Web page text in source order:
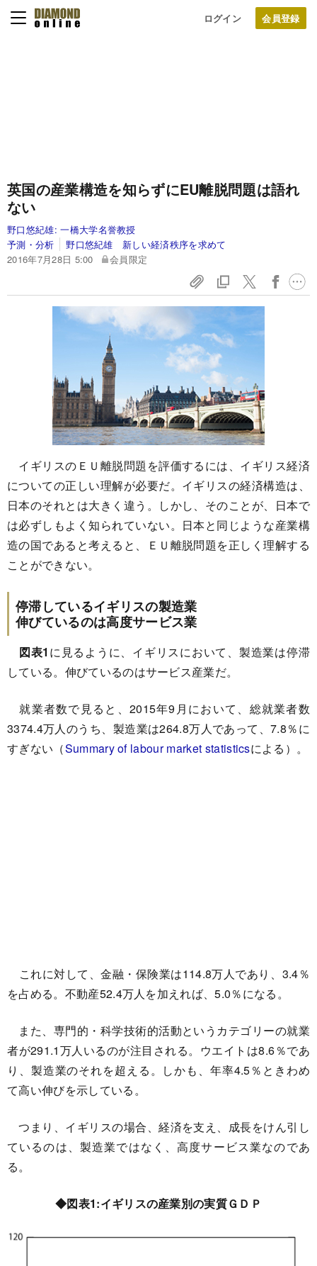
ログイン
英国の産業構造を知らずにEU離脱問題は語れ
ない
野口悠紀雄:一橋大学名誉教授
予測・分析
野口悠紀雄 新しい経済秩序を求めて
2016年7月28日 5:00
会員限定
イギリスのＥＵ離脱問題を評価するには、イギリス経済
についての正しい理解が必要だ。イギリスの経済構造は、
日本のそれとは大きく違う。しかし、そのことが、日本で
は必ずしもよく知られていない。日本と同じような産業構
造の国であると考えると、ＥＵ離脱問題を正しく理解する
ことができない。
停滞しているイギリスの製造業
伸びているのは高度サービス業
図表1 に見るように、イギリスにおいて、製造業は停滞
している。伸びているのはサービス産業だ。
就業者数で見ると、2015年9月において、総就業者数
3374.4万人のうち、製造業は264.8万人であって、7.8％に
すぎない（Summary of labour market statisticsによる）。
これに対して、金融・保険業は114.8万人であり、3.4％
を占める。不動産52.4万人を加えれば、5.0％になる。
また、専門的・科学技術的活動というカテゴリーの就業
者が291.1万人いるのが注目される。ウエイトは8.6％であ
り、製造業のそれを超える。しかも、年率4.5％ときわめ
て高い伸びを示している。
つまり、イギリスの場合、経済を支え、成長をけん引し
ているのは、製造業ではなく、高度サービス業なのであ
る。
◆図表1:イギリスの産業別の実質ＧＤＰ